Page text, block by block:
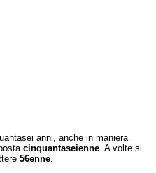
anni, anche in maniera
cinquantaseienne . A volte si
56enne